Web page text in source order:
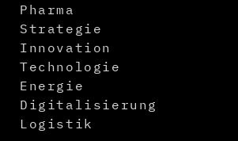
Pharma
Strategie
Innovation
Technologie
Energie
Digitalisierung
Logistik